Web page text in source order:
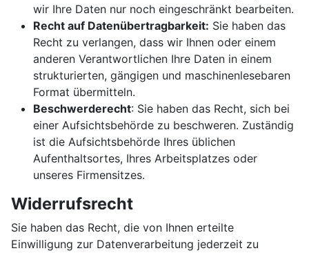
wir Ihre Daten nur noch eingeschränkt bearbeiten.
Recht auf Datenübertragbarkeit: Sie haben das
Recht zu verlangen, dass wir Ihnen oder einem
anderen Verantwortlichen Ihre Daten in einem
strukturierten, gängigen und maschinenlesebaren
Format übermitteln.
Beschwerderecht: Sie haben das Recht, sich bei
einer Aufsichtsbehörde zu beschweren. Zuständig
ist die Aufsichtsbehörde Ihres üblichen
Aufenthaltsortes, Ihres Arbeitsplatzes oder
unseres Firmensitzes.
Widerrufsrecht
Sie haben das Recht, die von Ihnen erteilte
Einwilligung zur Datenverarbeitung jederzeit zu